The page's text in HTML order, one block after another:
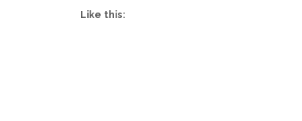
Like this: